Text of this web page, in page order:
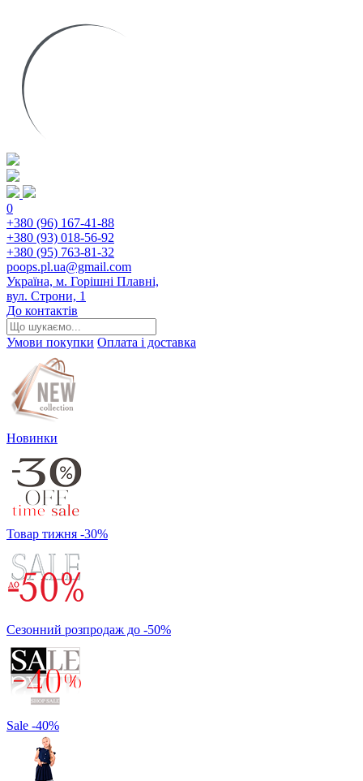
0
+380 (96) 167-41-88
+380 (93) 018-56-92
+380 (95) 763-81-32
poops.pl.ua@gmail.com
Україна, м. Горішні Плавні,
вул. Строни, 1
До контактів
Умови покупки Оплата і доставка
Новинки
Товар тижня -30%
Сезонний розпродаж до -50%
Sale -40%